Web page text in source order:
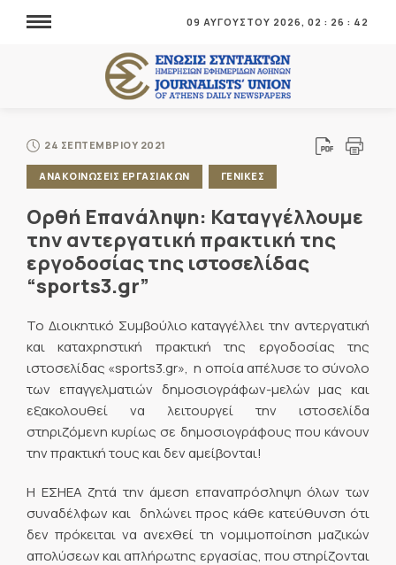
09 ΑΥΓΟΥΣΤΟΥ 2026, 02 : 26 : 42
24 ΣΕΠΤΕΜΒΡΙΟΥ 2021
ΑΝΑΚΟΙΝΩΣΕΙΣ ΕΡΓΑΣΙΑΚΩΝ ΓΕΝΙΚΕΣ
Ορθή Επανάληψη: Καταγγέλλουμε
την αντεργατική πρακτική της
εργοδοσίας της ιστοσελίδας
“sports3.gr”
Το Διοικητικό Συμβούλιο καταγγέλλει την αντεργατική
και καταχρηστική πρακτική της εργοδοσίας της
ιστοσελίδας «sports3.gr», η οποία απέλυσε το σύνολο
των επαγγελματιών δημοσιογράφων-μελών μας και
εξακολουθεί να λειτουργεί την ιστοσελίδα
στηριζόμενη κυρίως σε δημοσιογράφους που κάνουν
την πρακτική τους και δεν αμείβονται!
Η ΕΣΗΕΑ ζητά την άμεση επαναπρόσληψη όλων των
συναδέλφων και δηλώνει προς κάθε κατεύθυνση ότι
δεν πρόκειται να ανεχθεί τη νομιμοποίηση μαζικών
απολύσεων και απλήρωτης εργασίας, που στηρίζονται